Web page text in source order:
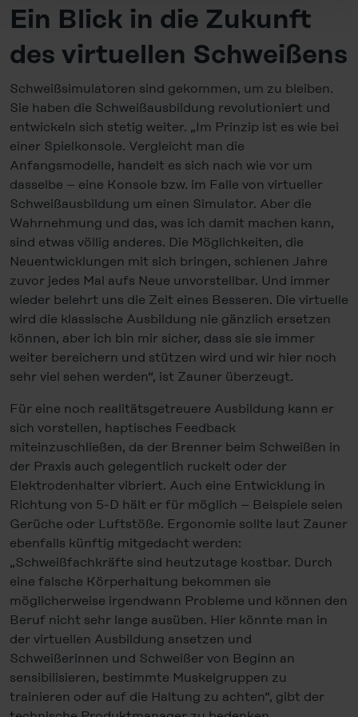
hand, you click on "Deny", only necessary cookies will
be set.
You can revoke your consent at any time in the Cookie-
Policy
, revoke or change the settings and deselect the
categories subsequently. You can find further details in
our
Cookie-Policy as well as in our
Data Privacy
Statement
Legal Notice
Ein Blick in die Zukunft
des virtuellen Schweißens
Schweißsimulatoren sind gekommen, um zu bleiben.
Sie haben die Schweißausbildung revolutioniert und
entwickeln sich stetig weiter. „Im Prinzip ist es wie bei
einer Spielkonsole. Vergleicht man die
Anfangsmodelle, handelt es sich nach wie vor um
dasselbe – eine Konsole bzw. im Falle von virtueller
Schweißausbildung um einen Simulator. Aber die
Wahrnehmung und das, was ich damit machen kann,
sind etwas völlig anderes. Die Möglichkeiten, die
Neuentwicklungen mit sich bringen, schienen Jahre
zuvor jedes Mal aufs Neue unvorstellbar. Und immer
wieder belehrt uns die Zeit eines Besseren. Die virtuelle
wird die klassische Ausbildung nie gänzlich ersetzen
können, aber ich bin mir sicher, dass sie sie immer
weiter bereichern und stützen wird und wir hier noch
sehr viel sehen werden“, ist Zauner überzeugt.
Für eine noch realitätsgetreuere Ausbildung kann er
sich vorstellen, haptisches Feedback
miteinzuschließen, da der Brenner beim Schweißen in
der Praxis auch gelegentlich ruckelt oder der
Elektrodenhalter vibriert. Auch eine Entwicklung in
Richtung von 5-D hält er für möglich – Beispiele seien
Gerüche oder Luftstöße. Ergonomie sollte laut Zauner
ebenfalls künftig mitgedacht werden:
„Schweißfachkräfte sind heutzutage kostbar. Durch
eine falsche Körperhaltung bekommen sie
möglicherweise irgendwann Probleme und können den
Beruf nicht sehr lange ausüben. Hier könnte man in
der virtuellen Ausbildung ansetzen und
Schweißerinnen und Schweißer von Beginn an
sensibilisieren, bestimmte Muskelgruppen zu
trainieren oder auf die Haltung zu achten“, gibt der